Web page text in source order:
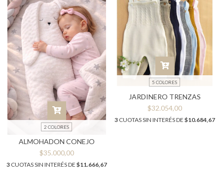
2 COLORES
ALMOHADON CONEJO
$35.000,00
3CUOTAS SIN INTERÉS DE $11.666,67
5 COLORES
JARDINERO TRENZAS
$32.054,00
3CUOTAS SIN INTERÉS DE $10.684,67